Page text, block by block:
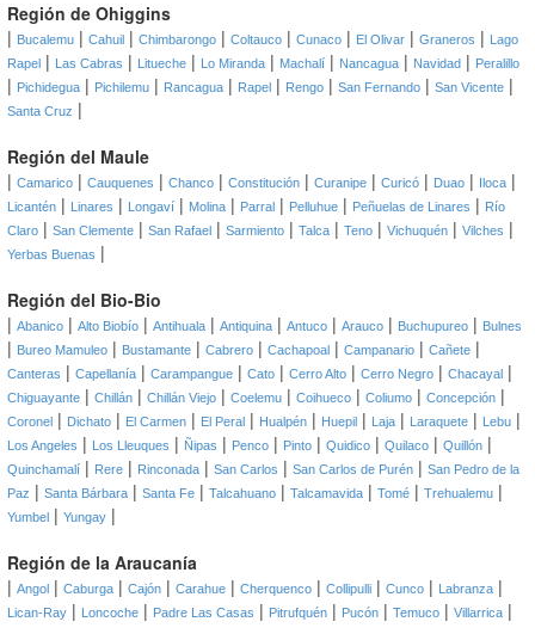
Región de Ohiggins
| Bucalemu | Cahuil | Chimbarongo | Coltauco | Cunaco | El Olivar | Graneros |
Lago
Rapel | Las Cabras | Litueche | Lo Miranda | Machalí | Nancagua | Navidad | Peralillo
| Pichidegua | Pichilemu | Rancagua | Rapel | Rengo | San Fernando | San Vicente |
Santa Cruz |
Región del Maule
| Camarico | Cauquenes | Chanco | Constitución | Curanipe | Curicó | Duao | Iloca |
Licantén | Linares | Longaví | Molina | Parral | Pelluhue | Peñuelas de Linares | Río
Claro | San Clemente | San Rafael | Sarmiento | Talca | Teno | Vichuquén | Vilches |
Yerbas Buenas |
Región del Bio-Bio
| Abanico | Alto Biobío | Antihuala | Antiquina | Antuco | Arauco | Buchupureo | Bulnes
| Bureo Mamuleo | Bustamante | Cabrero | Cachapoal | Campanario | Cañete |
Canteras | Capellanía | Carampangue | Cato | Cerro Alto | Cerro Negro | Chacayal |
Chiguayante | Chillán | Chillán Viejo | Coelemu | Coihueco | Coliumo | Concepción |
Coronel | Dichato | El Carmen | El Peral | Hualpén | Huepil | Laja | Laraquete | Lebu |
Los Angeles | Los Lleuques | Ñipas | Penco | Pinto | Quidico | Quilaco | Quillón |
Quinchamalí | Rere | Rinconada | San Carlos | San Carlos de Purén | San Pedro de la
Paz | Santa Bárbara | Santa Fe | Talcahuano | Talcamavida | Tomé | Trehualemu |
Yumbel | Yungay |
Región de la Araucanía
| Angol | Caburga | Cajón | Carahue | Cherquenco | Collipulli | Cunco | Labranza |
Lican-Ray | Loncoche | Padre Las Casas | Pitrufquén | Pucón | Temuco | Villarrica |